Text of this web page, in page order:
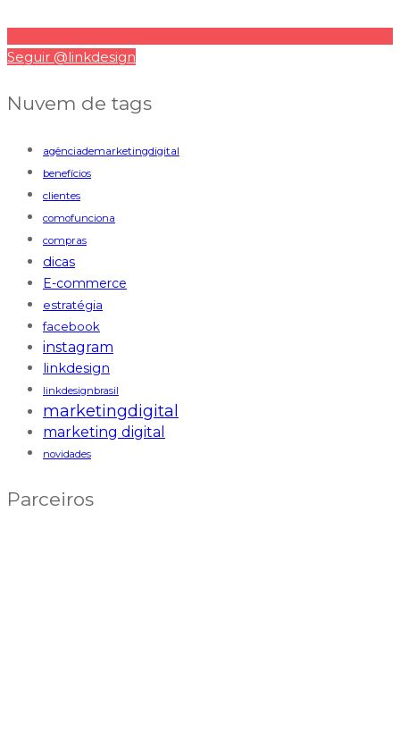
Seguir @linkdesign
Nuvem de tags
agênciademarketingdigital
benefícios
clientes
comofunciona
compras
dicas
E-commerce
estratégia
facebook
instagram
linkdesign
linkdesignbrasil
marketingdigital
marketing digital
novidades
Parceiros